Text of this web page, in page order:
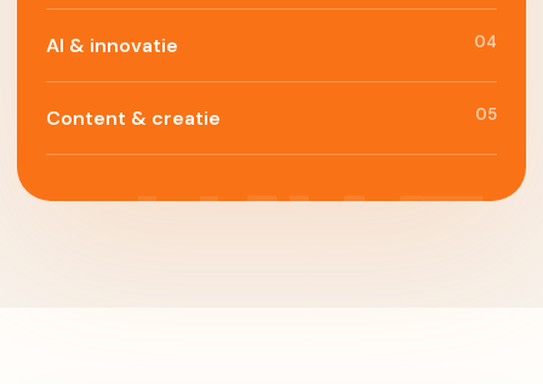
AI & innovatie 04
Content & creatie 05